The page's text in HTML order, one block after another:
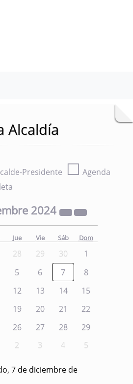
Alcaldía
Presidente ☐ Agenda
2024
Jue Vie Sáb Dom
28 29 30
1
5 6 7
8
12 13 14
15
19 20 21
22
26 27 28
29
2 3 4 5
7 de diciembre de